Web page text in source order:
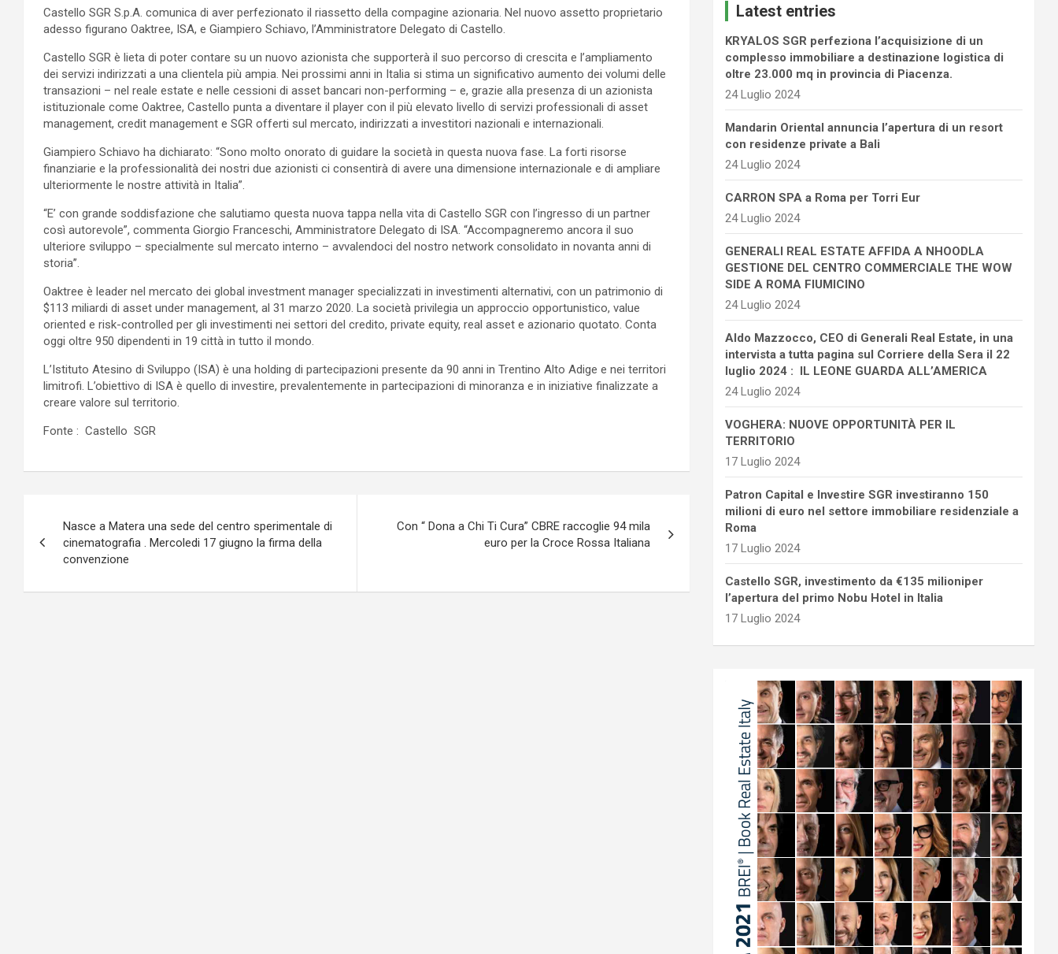
Castello SGR S.p.A. comunica di aver perfezionato il riassetto della compagine azionaria. Nel nuovo assetto proprietario
adesso figurano Oaktree, ISA, e Giampiero Schiavo, l’Amministratore Delegato di Castello.
Castello SGR è lieta di poter contare su un nuovo azionista che supporterà il suo percorso di crescita e l’ampliamento
dei servizi indirizzati a una clientela più ampia. Nei prossimi anni in Italia si stima un significativo aumento dei volumi delle
transazioni – nel reale estate e nelle cessioni di asset bancari non-performing – e, grazie alla presenza di un azionista
istituzionale come Oaktree, Castello punta a diventare il player con il più elevato livello di servizi professionali di asset
management, credit management e SGR offerti sul mercato, indirizzati a investitori nazionali e internazionali.
Giampiero Schiavo ha dichiarato: “Sono molto onorato di guidare la società in questa nuova fase. La forti risorse
finanziarie e la professionalità dei nostri due azionisti ci consentirà di avere una dimensione internazionale e di ampliare
ulteriormente le nostre attività in Italia”.
“E’ con grande soddisfazione che salutiamo questa nuova tappa nella vita di Castello SGR con l’ingresso di un partner
così autorevole”, commenta Giorgio Franceschi, Amministratore Delegato di ISA. “Accompagneremo ancora il suo
ulteriore sviluppo – specialmente sul mercato interno – avvalendoci del nostro network consolidato in novanta anni di
storia’’.
Oaktree è leader nel mercato dei global investment manager specializzati in investimenti alternativi, con un patrimonio di
$113 miliardi di asset under management, al 31 marzo 2020. La società privilegia un approccio opportunistico, value
oriented e risk-controlled per gli investimenti nei settori del credito, private equity, real asset e azionario quotato. Conta
oggi oltre 950 dipendenti in 19 città in tutto il mondo.
L’Istituto Atesino di Sviluppo (ISA) è una holding di partecipazioni presente da 90 anni in Trentino Alto Adige e nei territori
limitrofi. L’obiettivo di ISA è quello di investire, prevalentemente in partecipazioni di minoranza e in iniziative finalizzate a
creare valore sul territorio.
Fonte : Castello SGR
articoli
Nasce a Matera una sede del centro sperimentale di
cinematografia . Mercoledi 17 giugno la firma della
convenzione
Con “ Dona a Chi Ti Cura” CBRE raccoglie 94 mila
euro per la Croce Rossa Italiana
Latest entries
KRYALOS SGR perfeziona l’acquisizione di un
complesso immobiliare a destinazione logistica di
oltre 23.000 mq in provincia di Piacenza.
24 Luglio 2024
Mandarin Oriental annuncia l’apertura di un resort
con residenze private a Bali
24 Luglio 2024
CARRON SPA a Roma per Torri Eur
24 Luglio 2024
GENERALI REAL ESTATE AFFIDA A NHOODLA
GESTIONE DEL CENTRO COMMERCIALE THE WOW
SIDE A ROMA FIUMICINO
24 Luglio 2024
Aldo Mazzocco, CEO di Generali Real Estate, in una
intervista a tutta pagina sul Corriere della Sera il 22
luglio 2024 : IL LEONE GUARDA ALL’AMERICA
24 Luglio 2024
VOGHERA: NUOVE OPPORTUNITÀ PER IL
TERRITORIO
17 Luglio 2024
Patron Capital e Investire SGR investiranno 150
milioni di euro nel settore immobiliare residenziale a
Roma
17 Luglio 2024
Castello SGR, investimento da €135 milioniper
l’apertura del primo Nobu Hotel in Italia
17 Luglio 2024